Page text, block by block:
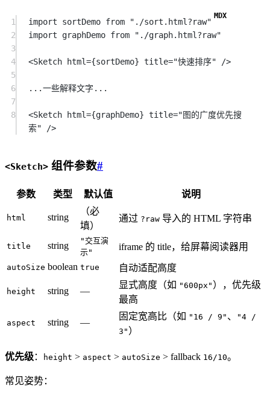
1 import sortDemo from
"./sort.html?raw"
2
import graphDemo from
"./graph.html?raw"
3
4
<Sketch html={sortDemo} title="快速排序" />
5
6
...一些解释文字...
7
8
<Sketch html={graphDemo} title="图的广度优先搜
索" />
<Sketch> 组件参数#
参数 类型 默认值 说明
html string
（必
填）
通过 ?raw 导入的 HTML 字符串
title string
"交互演
示"
iframe 的 title，给屏幕阅读器用
autoSize boolean true 自动适配高度
height string —
显式高度（如 "600px" ），优先级
最高
aspect string —
固定宽高比（如 "16 / 9" 、
"4 /
3" ）
优先级： height > aspect > autoSize > fallback 16/10。
常见姿势：